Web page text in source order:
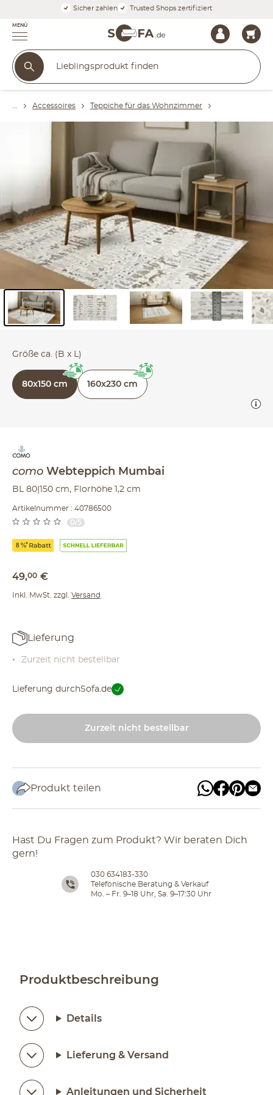
Sicher zahlen Trusted Shops zertifiziert
MENÜ
Accessoires Teppiche für das Wohnzimmer
como Webteppich Mumbai
BL 80|150 cm, Florhöhe 1,2 cm
Artikelnummer : 40786500
0/5
49,00 €
Inkl. MwSt. zzgl. Versand
Größe ca. (B x L)
80x150 cm 160x230 cm
Lieferung
Zurzeit nicht bestellbar
Lieferung durchSofa.de
Zurzeit nicht bestellbar
Produkt teilen
Hast Du Fragen zum Produkt? Wir beraten Dich
gern!
030 634183-330
Telefonische Beratung & Verkauf
Mo. – Fr. 9–18 Uhr, Sa. 9–17:30 Uhr
Produktbeschreibung
Details
Lieferung & Versand
Anleitungen und Sicherheit